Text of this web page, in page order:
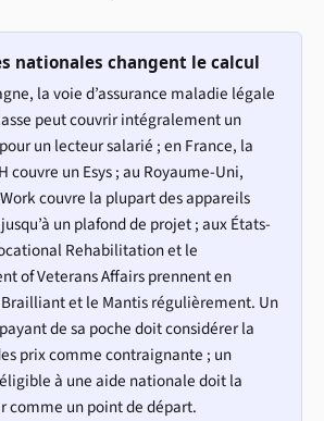
nationales changent le calcul
la voie d’assurance maladie légale
peut couvrir intégralement un
un lecteur salarié ; en France, la
couvre un Esys ; au Royaume-Uni,
couvre la plupart des appareils
un plafond de projet ; aux États-
Rehabilitation et le
of Veterans Affairs prennent en
et le Mantis régulièrement. Un
de sa poche doit considérer la
prix comme contraignante ; un
à une aide nationale doit la
comme un point de départ.